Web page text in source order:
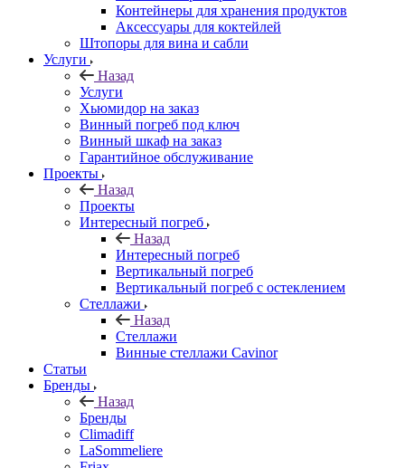
Контейнеры для хранения продуктов
Аксессуары для коктейлей
Штопоры для вина и сабли
Услуги
Назад
Услуги
Хьюмидор на заказ
Винный погреб под ключ
Винный шкаф на заказ
Гарантийное обслуживание
Проекты
Назад
Проекты
Интересный погреб
Назад
Интересный погреб
Вертикальный погреб
Вертикальный погреб с остеклением
Стеллажи
Назад
Стеллажи
Винные стеллажи Cavinor
Статьи
Бренды
Назад
Бренды
Climadiff
LaSommeliere